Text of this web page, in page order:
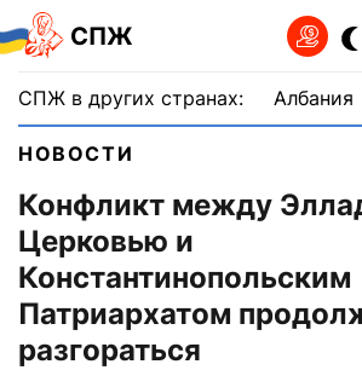
СПЖ
СПЖ в других странах: Албания
НОВОСТИ
Конфликт между
Церковью и
Константинопольским
Патриархатом
разгораться